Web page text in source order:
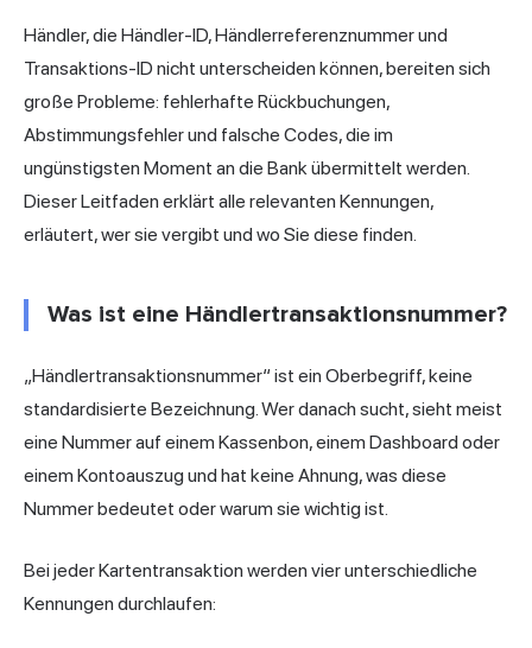
Händler, die Händler-ID, Händlerreferenznummer und
Transaktions-ID nicht unterscheiden können, bereiten sich
große Probleme: fehlerhafte Rückbuchungen,
Abstimmungsfehler und falsche Codes, die im
ungünstigsten Moment an die Bank übermittelt werden.
Dieser Leitfaden erklärt alle relevanten Kennungen,
erläutert, wer sie vergibt und wo Sie diese finden.
Was ist eine Händlertransaktionsnummer?
„Händlertransaktionsnummer“ ist ein Oberbegriff, keine
standardisierte Bezeichnung. Wer danach sucht, sieht meist
eine Nummer auf einem Kassenbon, einem Dashboard oder
einem Kontoauszug und hat keine Ahnung, was diese
Nummer bedeutet oder warum sie wichtig ist.
Bei jeder Kartentransaktion werden vier unterschiedliche
Kennungen durchlaufen: